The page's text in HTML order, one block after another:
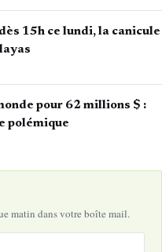
15h ce lundi, la canicule
pour 62 millions $ :
polémique
matin dans votre boîte mail.